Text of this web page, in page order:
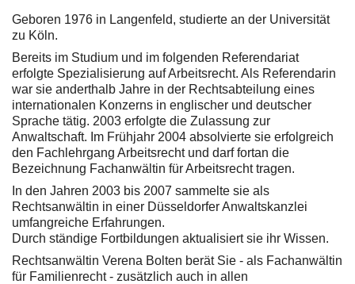
Geboren 1976 in Langenfeld, studierte an der Universität
zu Köln.
Bereits im Studium und im folgenden Referendariat
erfolgte Spezialisierung auf Arbeitsrecht. Als Referendarin
war sie anderthalb Jahre in der Rechtsabteilung eines
internationalen Konzerns in englischer und deutscher
Sprache tätig. 2003 erfolgte die Zulassung zur
Anwaltschaft. Im Frühjahr 2004 absolvierte sie erfolgreich
den Fachlehrgang Arbeitsrecht und darf fortan die
Bezeichnung Fachanwältin für Arbeitsrecht tragen.
In den Jahren 2003 bis 2007 sammelte sie als
Rechtsanwältin in einer Düsseldorfer Anwaltskanzlei
umfangreiche Erfahrungen.
Durch ständige Fortbildungen aktualisiert sie ihr Wissen.
Rechtsanwältin Verena Bolten berät Sie - als Fachanwältin
für Familienrecht - zusätzlich auch in allen